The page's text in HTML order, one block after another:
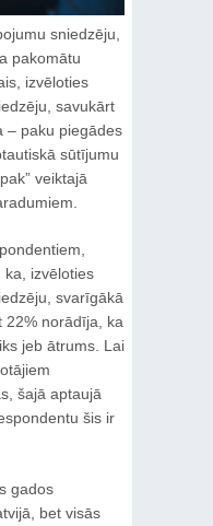
sniedzēju,
pakomātu
izvēloties
savukārt
– paku piegādes
sūtījumu
veiktajā
izvēloties
svarīgākā
22% norādīja, ka
jeb ātrums. Lai
šajā aptaujā
šis ir
gados
bet visās